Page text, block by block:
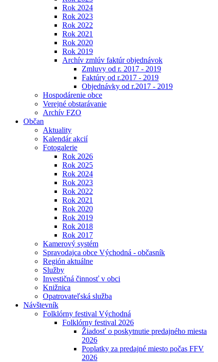
Rok 2024
Rok 2023
Rok 2022
Rok 2021
Rok 2020
Rok 2019
Archív zmlúv faktúr objednávok
Zmluvy od r. 2017 - 2019
Faktúry od r.2017 - 2019
Objednávky od r.2017 - 2019
Hospodárenie obce
Verejné obstarávanie
Archív FZO
Občan
Aktuality
Kalendár akcií
Fotogalerie
Rok 2026
Rok 2025
Rok 2024
Rok 2023
Rok 2022
Rok 2021
Rok 2020
Rok 2019
Rok 2018
Rok 2017
Kamerový systém
Spravodajca obce Východná - občasník
Región aktuálne
Služby
Investičná činnosť v obci
Knižnica
Opatrovateľská služba
Návštevník
Folklórny festival Východná
Folklórny festival 2026
Žiadosť o poskytnutie predajného miesta
2026
Poplatky za predajné miesto počas FFV
2026